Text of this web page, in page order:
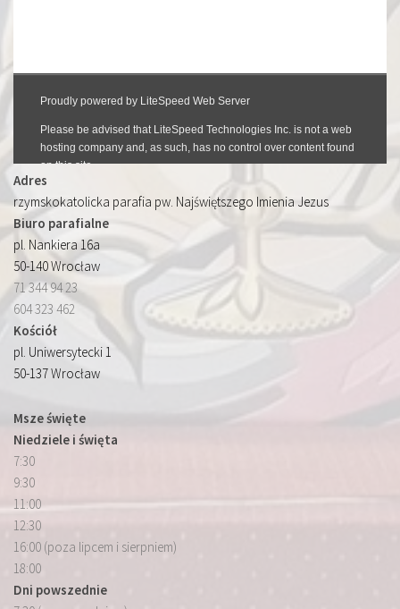
Adres
rzymskokatolicka parafia pw. Najświętszego Imienia Jezus
Biuro parafialne
pl. Nankiera 16a
50-140 Wrocław
71 344 94 23
604 323 462
Kościół
pl. Uniwersytecki 1
50-137 Wrocław
Msze święte
Niedziele i święta
7:30
9:30
11:00
12:30
16:00 (poza lipcem i sierpniem)
18:00
Dni powszednie